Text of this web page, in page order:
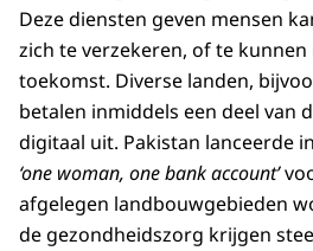
Deze diensten geven mensen
zich te verzekeren, of te
toekomst. Diverse landen,
betalen inmiddels een deel van
digitaal uit. Pakistan lanceerde
‘one woman, one bank account’
afgelegen landbouwgebieden
de gezondheidszorg krijgen